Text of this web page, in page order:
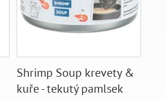
Shrimp Soup krevety &
kuře - tekutý pamlsek